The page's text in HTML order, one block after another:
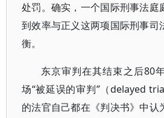
处罚。确实，一个国际刑事法庭
到效率与正义这两项国际刑事司
衡。
东京审判在其结束之后80
场“被延误的审判”（delayed
的法官自己都在《判决书》中认